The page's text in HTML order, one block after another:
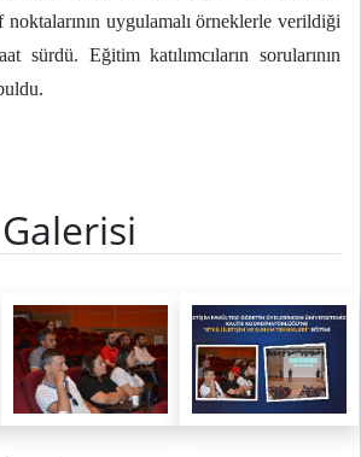
uygulamalı örneklerle verildiği
sürdü. Eğitim katılımcıların sorularının